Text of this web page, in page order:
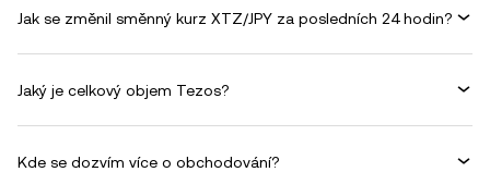
Jak se změnil směnný kurz XTZ/JPY za posledních 24 hodin?
Jaký je celkový objem Tezos?
Kde se dozvím více o obchodování?